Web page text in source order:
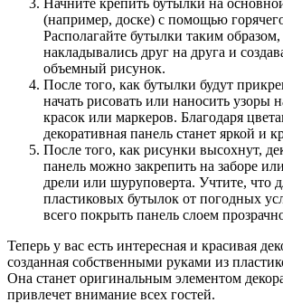
(например, доске) с помощью
Располагайте бутылки таким
накладывались друг на друга и
объемный рисунок.
После того, как бутылки будут
начать рисовать или наносить
красок или маркеров. Благодаря
декоративная панель станет яркой и
После того, как рисунки высохнут,
панель можно закрепить на заборе
дрели или шуруповерта. Учтите, что
пластиковых бутылок от погодных
всего покрыть панель слоем
Теперь у вас есть интересная и красивая
созданная собственными руками из
Она станет оригинальным элементом
привлечет внимание всех гостей.